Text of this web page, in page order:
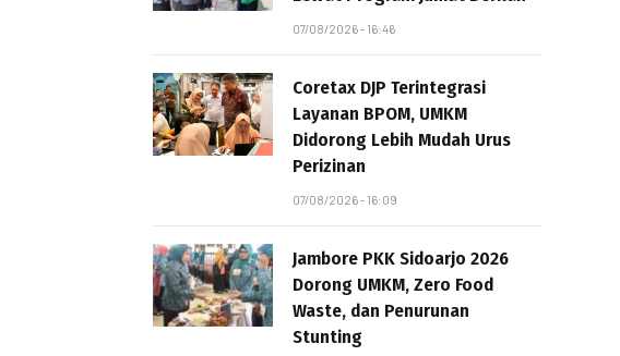
07/08/2026 - 16:46
Coretax DJP Terintegrasi
Layanan BPOM, UMKM
Didorong Lebih Mudah Urus
Perizinan
07/08/2026 - 16:09
Jambore PKK Sidoarjo 2026
Dorong UMKM, Zero Food
Waste, dan Penurunan
Stunting